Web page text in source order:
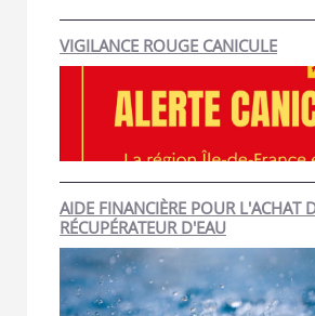
VIGILANCE ROUGE CANICULE
AIDE FINANCIÈRE POUR L'ACHAT
RÉCUPÉRATEUR D'EAU